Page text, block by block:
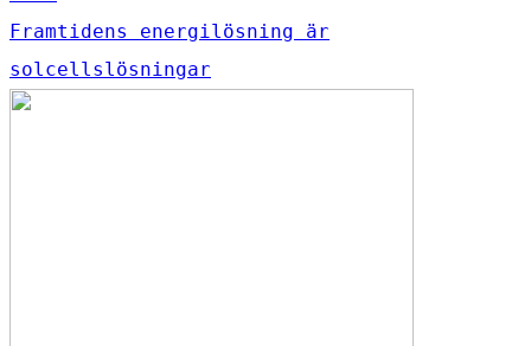
Framtidens energilösning är
solcellslösningar